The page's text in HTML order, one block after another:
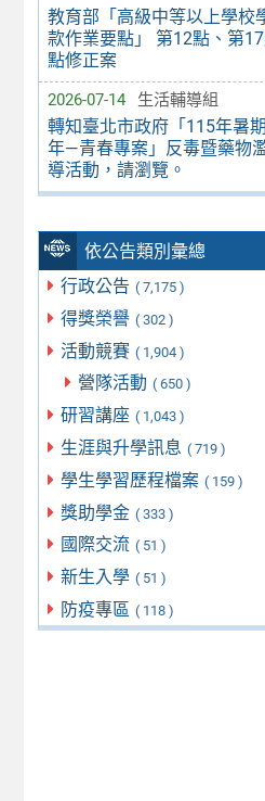
教育部「高級中等以上學校
款作業要點」 第12點、第
點修正案
2026-07-14 生活輔導組
轉知臺北市政府「115年暑
年—青春專案」反毒暨藥物
導活動，請瀏覽。
依公告類別彙總
行政公告 ( 7,175 )
得獎榮譽 ( 302 )
活動競賽 ( 1,904 )
營隊活動 ( 650 )
研習講座 ( 1,043 )
生涯與升學訊息 ( 719 )
學生學習歷程檔案 ( 159 )
獎助學金 ( 333 )
國際交流 ( 51 )
新生入學 ( 51 )
防疫專區 ( 118 )